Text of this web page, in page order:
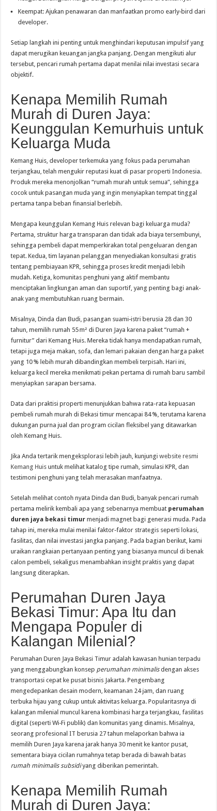
Keempat: Ajukan penawaran dan manfaatkan promo early‑bird dari
developer.
Setiap langkah ini penting untuk menghindari keputusan impulsif yang
dapat merugikan keuangan jangka panjang. Dengan mengikuti alur
tersebut, pencari rumah pertama dapat menilai nilai investasi secara
objektif.
Kenapa Memilih Rumah
Murah di Duren Jaya:
Keunggulan Kemurhuis untuk
Keluarga Muda
Kemang Huis, developer terkemuka yang fokus pada perumahan
terjangkau, telah mengukir reputasi kuat di pasar properti Indonesia.
Produk mereka menonjolkan “rumah murah untuk semua”, sehingga
cocok untuk pasangan muda yang ingin menyiapkan tempat tinggal
pertama tanpa beban finansial berlebih.
Mengapa keunggulan Kemang Huis relevan bagi keluarga muda?
Pertama, struktur harga transparan dan tidak ada biaya tersembunyi,
sehingga pembeli dapat memperkirakan total pengeluaran dengan
tepat. Kedua, tim layanan pelanggan menyediakan konsultasi gratis
tentang pembiayaan KPR, sehingga proses kredit menjadi lebih
mudah. Ketiga, komunitas penghuni yang aktif membantu
menciptakan lingkungan aman dan suportif, yang penting bagi anak-
anak yang membutuhkan ruang bermain.
Misalnya, Dinda dan Budi, pasangan suami‑istri berusia 28 dan 30
tahun, memilih rumah 55 m² di Duren Jaya karena paket “rumah +
furnitur” dari Kemang Huis. Mereka tidak hanya mendapatkan rumah,
tetapi juga meja makan, sofa, dan lemari pakaian dengan harga paket
yang 10 % lebih murah dibandingkan membeli terpisah. Hari ini,
keluarga kecil mereka menikmati pekan pertama di rumah baru sambil
menyiapkan sarapan bersama.
Data dari praktisi properti menunjukkan bahwa rata-rata kepuasan
pembeli rumah murah di Bekasi timur mencapai 84 %, terutama karena
dukungan purna jual dan program cicilan fleksibel yang ditawarkan
oleh Kemang Huis.
Jika Anda tertarik mengeksplorasi lebih jauh, kunjungiwebsite resmi
Kemang Huis untuk melihat katalog tipe rumah, simulasi KPR, dan
testimoni penghuni yang telah merasakan manfaatnya.
Setelah melihat contoh nyata Dinda dan Budi, banyak pencari rumah
pertama melirik kembali apa yang sebenarnya membuat perumahan
duren jaya bekasi timur menjadi magnet bagi generasi muda. Pada
tahap ini, mereka mulai menilai faktor‑faktor strategis seperti lokasi,
fasilitas, dan nilai investasi jangka panjang. Pada bagian berikut, kami
uraikan rangkaian pertanyaan penting yang biasanya muncul di benak
calon pembeli, sekaligus menambahkan insight praktis yang dapat
langsung diterapkan.
Perumahan Duren Jaya
Bekasi Timur: Apa Itu dan
Mengapa Populer di
Kalangan Milenial?
Perumahan Duren Jaya Bekasi Timur adalah kawasan hunian terpadu
yang menggabungkan konsep perumahan minimalisdengan akses
transportasi cepat ke pusat bisnis Jakarta. Pengembang
mengedepankan desain modern, keamanan 24 jam, dan ruang
terbuka hijau yang cukup untuk aktivitas keluarga. Popularitasnya di
kalangan milenial muncul karena kombinasi harga terjangkau, fasilitas
digital (seperti Wi‑Fi publik) dan komunitas yang dinamis. Misalnya,
seorang profesional IT berusia 27 tahun melaporkan bahwa ia
memilih Duren Jaya karena jarak hanya 30 menit ke kantor pusat,
sementara biaya cicilan rumahnya tetap berada di bawah batas
rumah minimalis subsidiyang diberikan pemerintah.
Kenapa Memilih Rumah
Murah di Duren Jaya: